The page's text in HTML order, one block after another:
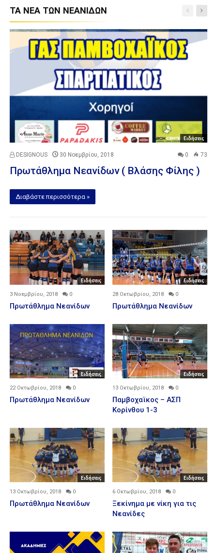
ΤΑ ΝΈΑ ΤΩΝ ΝΕΑΝΊΔΩΝ
Ειδήσεις
DESIGNOUS 30 Νοεμβρίου, 2018 0 73
Πρωτάθλημα Νεανίδων ( Βλάσης Φίλης )
Διαβάστε περισσότερα »
Ειδήσεις
3 Νοεμβρίου, 2018 0
Πρωτάθλημα Νεανίδων
Ειδήσεις
28 Οκτωβρίου, 2018 0
Πρωτάθλημα Νεανίδων
Ειδήσεις
22 Οκτωβρίου, 2018 0
Πρωτάθλημα Νεανίδων
Ειδήσεις
13 Οκτωβρίου, 2018 0
Παμβοχαϊκος – ΑΣΠ
Κορίνθου 1-3
Ειδήσεις
13 Οκτωβρίου, 2018 0
Πρωτάθλημα Νεανίδων
Ειδήσεις
6 Οκτωβρίου, 2018 0
Ξεκίνημα με νίκη για τις
Νεανίδες